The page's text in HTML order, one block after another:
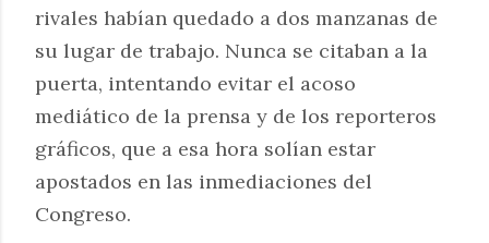
rivales habían quedado a dos manzanas de
su lugar de trabajo. Nunca se citaban a la
puerta, intentando evitar el acoso
mediático de la prensa y de los reporteros
gráficos, que a esa hora solían estar
apostados en las inmediaciones del
Congreso.